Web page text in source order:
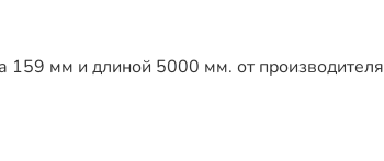
159 мм и длиной 5000 мм. от производителя